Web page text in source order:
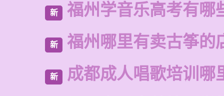
新 福州学音乐高考有哪
新 福州哪里有卖古筝的
新 成都成人唱歌培训哪